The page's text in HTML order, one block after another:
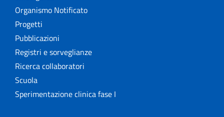
Organismo Notificato
Progetti
Pubblicazioni
Registri e sorveglianze
Ricerca collaboratori
Scuola
Sperimentazione clinica fase I